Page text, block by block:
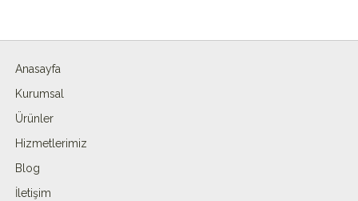
Anasayfa
Kurumsal
Ürünler
Hizmetlerimiz
Blog
İletişim